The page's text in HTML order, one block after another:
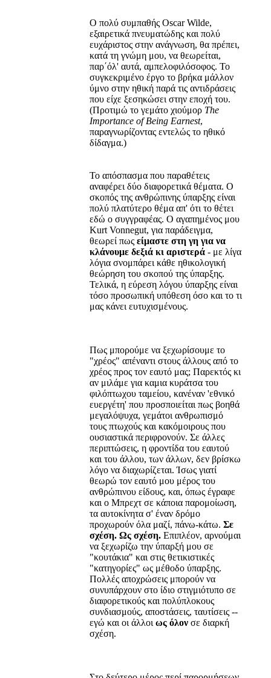
Ο πολύ συμπαθής Oscar Wilde,
εξαιρετικά πνευματώδης και πολύ
ευχάριστος στην ανάγνωση, θα πρέπει,
κατά τη γνώμη μου, να θεωρείται,
παρ΄όλ' αυτά, αμπελοφιλόσοφος. Το
συγκεκριμένο έργο το βρήκα μάλλον
ύμνο στην ηθική παρά τις αντιδράσεις
που είχε ξεσηκώσει στην εποχή του.
(Προτιμώ το γεμάτο χιούμορ The
Importance of Being Earnest,
παραγνωρίζοντας εντελώς το ηθικό
δίδαγμα.)
Το απόσπασμα που παραθέτεις
αναφέρει δύο διαφορετικά θέματα. Ο
σκοπός της ανθρώπινης ύπαρξης είναι
πολύ πλατύτερο θέμα απ' ότι το θέτει
εδώ ο συγγραφέας. Ο αγαπημένος μου
Kurt Vonnegut, για παράδειγμα,
θεωρεί πως είμαστε στη γη για να
κλάνουμε δεξιά κι αριστερά - με λίγα
λόγια σνομπάρει κάθε ηθικολογική
θεώρηση του σκοπού της ύπαρξης.
Τελικά, η εύρεση λόγου ύπαρξης είναι
τόσο προσωπική υπόθεση όσο και το τι
μας κάνει ευτυχισμένους.
Πως μπορούμε να ξεχωρίσουμε το
"χρέος" απέναντι στους άλλους από το
χρέος προς τον εαυτό μας; Παρεκτός κι
αν μιλάμε για καμια κυράτσα του
φιλόπτωχου ταμείου, κανέναν 'εθνικό
ευεργέτη' που προσποιείται πως βοηθά
μεγαλόψυχα, γεμάτοι ανθρωπισμό
τους πτωχούς και κακόμοιρους που
ουσιαστικά περιφρονούν. Σε άλλες
περιπτώσεις, η φροντίδα του εαυτού
και του άλλου, των άλλων, δεν βρίσκω
λόγο να διαχωρίζεται. Ίσως γιατί
θεωρώ τον εαυτό μου μέρος του
ανθρώπινου είδους, και, όπως έγραφε
και ο Μπρεχτ σε κάποια παρομοίωση,
τα αυτοκίνητα σ' έναν δρόμο
προχωρούν όλα μαζί, πάνω-κάτω. Σε
σχέση. Ως σχέση. Επιπλέον, αρνούμαι
να ξεχωρίζω την ύπαρξή μου σε
"κουτάκια" και στις θετικιστικές
"κατηγορίες" ως μέθοδο ύπαρξης.
Πολλές αποχρώσεις μπορούν να
συνυπάρχουν στο ίδιο στιγμιότυπο σε
διαφορετικούς και πολύπλοκους
συνδιασμούς, αποστάσεις, ταυτίσεις --
εγώ και οι άλλοι ως όλον σε διαρκή
σχέση.